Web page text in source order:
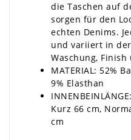
die Taschen auf
sorgen für den
echten Denims.
und variiert in
Waschung, Finish
MATERIAL: 52%
9% Elasthan
Kurz 66 cm,
cm